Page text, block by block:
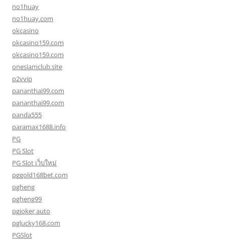
no1huay
no1huay.com
okcasino
okcasino159.com
okcasino159.com
onesiamclub.site
p2vvip
pananthai99.com
pananthai99.com
panda555
paramax1688.info
PG
PG Slot
PG Slot เว็บใหม่
pggold168bet.com
pgheng
pgheng99
pgjoker auto
pglucky168.com
PGSlot